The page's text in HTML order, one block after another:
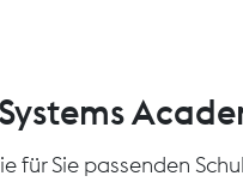
für Sie passenden